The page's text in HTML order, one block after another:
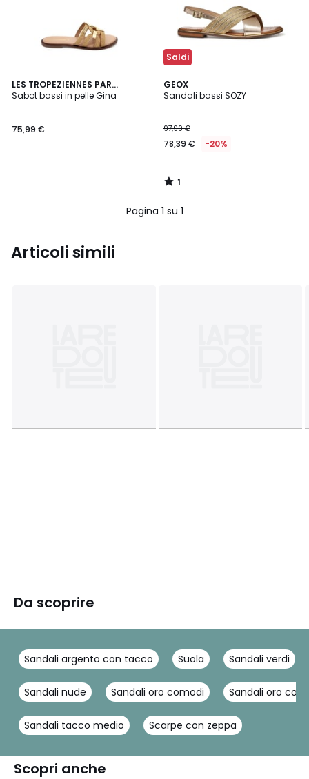
LES TROPEZIENNES PAR
M.BELARBI
Sabot bassi in pelle Gina
75,99 €
Saldi
GEOX
Sandali bassi SOZY
97,99 €
78,39 € -20%
1
/
1
/
Pagina 1 su 1
Articoli simili
Da scoprire
Sandali argento con tacco Suola Sandali verdi
Sandali nude Sandali oro comodi Sandali oro con
Sandali tacco medio Scarpe con zeppa
Scopri anche